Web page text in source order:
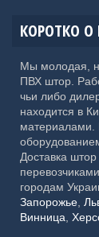
КОРОТКО О
Мы молодая,
ПВХ штор.
чьи либо
находится в
материалами.
Доставка
городам
Запорожье
Винница